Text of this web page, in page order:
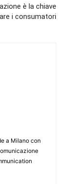
è la chiave
i consumatori
a Milano con